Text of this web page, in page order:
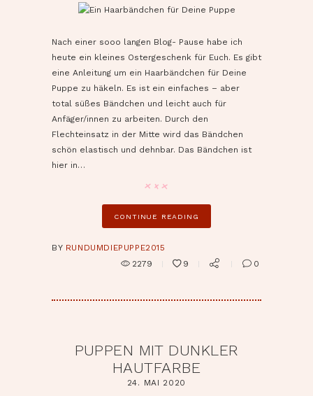
pin it
Nach einer sooo langen Blog- Pause habe ich
heute ein kleines Ostergeschenk für Euch. Es gibt
eine Anleitung um ein Haarbändchen für Deine
Puppe zu häkeln. Es ist ein einfaches – aber
total süßes Bändchen und leicht auch für
Anfäger/innen zu arbeiten. Durch den
Flechteinsatz in der Mitte wird das Bändchen
schön elastisch und dehnbar. Das Bändchen ist
hier in…
CONTINUE READING
BY RUNDUMDIEPUPPE2015
2279
9 0
PUPPEN MIT DUNKLER
HAUTFARBE
24. MAI 2020